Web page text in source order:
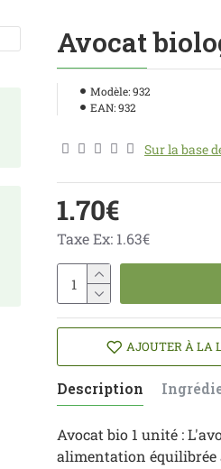
Avocat
Modèle:932
EAN:932
Sur la base
1.70€
Taxe Ex: 1.63€
AJOUTER À LA
Description
Avocat bio 1 unité :
alimentation équilibrée